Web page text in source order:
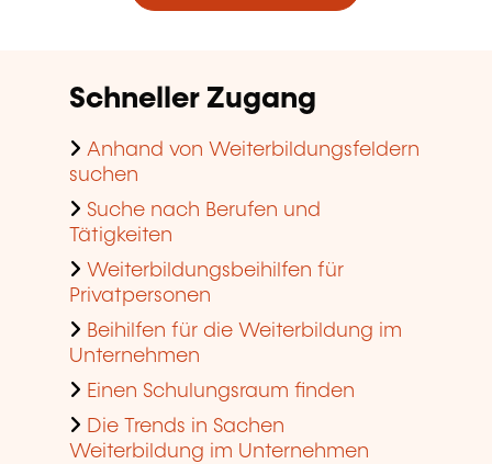
Schneller Zugang
Anhand von Weiterbildungsfeldern
suchen
Suche nach Berufen und
Tätigkeiten
Weiterbildungsbeihilfen für
Privatpersonen
Beihilfen für die Weiterbildung im
Unternehmen
Einen Schulungsraum finden
Die Trends in Sachen
Weiterbildung im Unternehmen